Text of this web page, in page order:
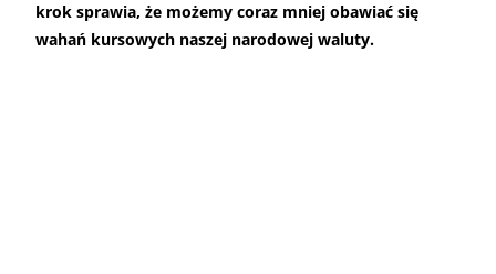
krok sprawia, że możemy coraz mniej obawiać się
wahań kursowych naszej narodowej waluty.